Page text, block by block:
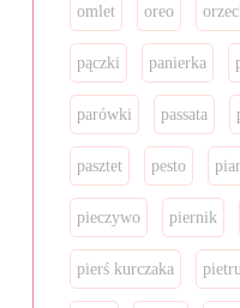
omlet oreo
pączki panierka
parówki passata
pasztet pesto
pieczywo piernik
pierś kurczaka